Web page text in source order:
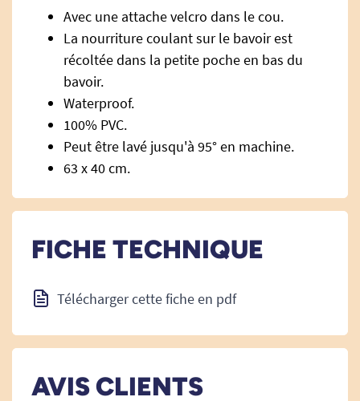
Avec une attache velcro dans le cou.
La nourriture coulant sur le bavoir est
récoltée dans la petite poche en bas du
bavoir.
Waterproof.
100% PVC.
Peut être lavé jusqu'à 95° en machine.
63 x 40 cm.
FICHE TECHNIQUE
Télécharger cette fiche en pdf
AVIS CLIENTS